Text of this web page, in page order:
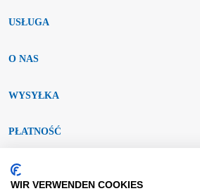
USŁUGA
O NAS
WYSYŁKA
PŁATNOŚĆ
MEDIA SPOŁECZNOŚCIOWE
WIR VERWENDEN COOKIES